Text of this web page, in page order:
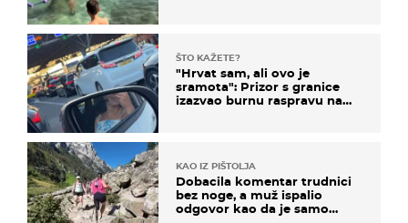
ŠTO KAŽETE?
"Hrvat sam, ali ovo je
sramota": Prizor s granice
izazvao burnu raspravu na
KAO IZ PIŠTOLJA
Dobacila komentar trudnici
bez noge, a muž ispalio
odgovor kao da je samo